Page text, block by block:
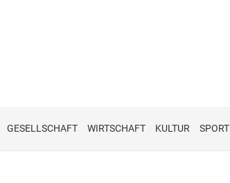
GESELLSCHAFT WIRTSCHAFT KULTUR SPORT